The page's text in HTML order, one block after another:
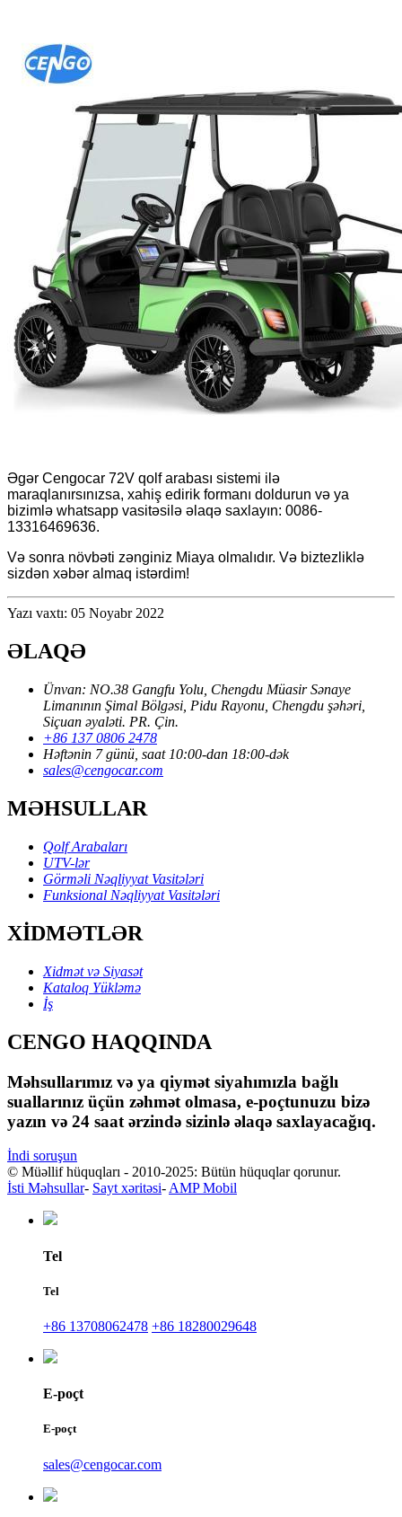
Əgər Cengocar 72V qolf arabası sistemi ilə
maraqlanırsınızsa, xahiş edirik formanı doldurun və ya
bizimlə whatsapp vasitəsilə əlaqə saxlayın: 0086-
13316469636.
Və sonra növbəti zənginiz Miaya olmalıdır. Və biztezliklə
sizdən xəbər almaq istərdim!
Yazı vaxtı: 05 Noyabr 2022
ƏLAQƏ
Ünvan: NO.38 Gangfu Yolu, Chengdu Müasir Sənaye
Limanının Şimal Bölgəsi, Pidu Rayonu, Chengdu şəhəri,
Siçuan əyaləti. PR. Çin.
+86 137 0806 2478
Həftənin 7 günü, saat 10:00-dan 18:00-dək
sales@cengocar.com
MƏHSULLAR
Qolf Arabaları
UTV-lər
Görməli Nəqliyyat Vasitələri
Funksional Nəqliyyat Vasitələri
XİDMƏTLƏR
Xidmət və Siyasət
Kataloq Yükləmə
İş
CENGO HAQQINDA
Məhsullarımız və ya qiymət siyahımızla bağlı
suallarınız üçün zəhmət olmasa, e-poçtunuzu bizə
yazın və 24 saat ərzində sizinlə əlaqə saxlayacağıq.
İndi soruşun
© Müəllif hüquqları - 2010-2025: Bütün hüquqlar qorunur.
İsti Məhsullar- Sayt xəritəsi- AMP Mobil
Tel
Tel
+86 13708062478 +86 18280029648
E-poçt
E-poçt
sales@cengocar.com